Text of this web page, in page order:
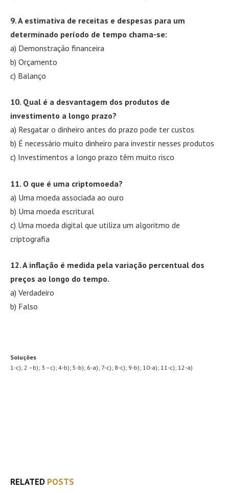
9. A estimativa de receitas e despesas para um
determinado período de tempo chama-se:
a) Demonstração financeira
b) Orçamento
c) Balanço
10. Qual é a desvantagem dos produtos de
investimento a longo prazo?
a) Resgatar o dinheiro antes do prazo pode ter custos
b) É necessário muito dinheiro para investir nesses produtos
c) Investimentos a longo prazo têm muito risco
11. O que é uma criptomoeda?
a) Uma moeda associada ao ouro
b) Uma moeda escritural
c) Uma moeda digital que utiliza um algoritmo de
criptografia
12. A inflação é medida pela variação percentual dos
preços ao longo do tempo.
a) Verdadeiro
b) Falso
Soluções
1-c); 2 –b); 3 –c); 4-b); 5-b); 6-a); 7-c); 8-c); 9-b); 10-a); 11-c); 12-a)
RELATED POSTS